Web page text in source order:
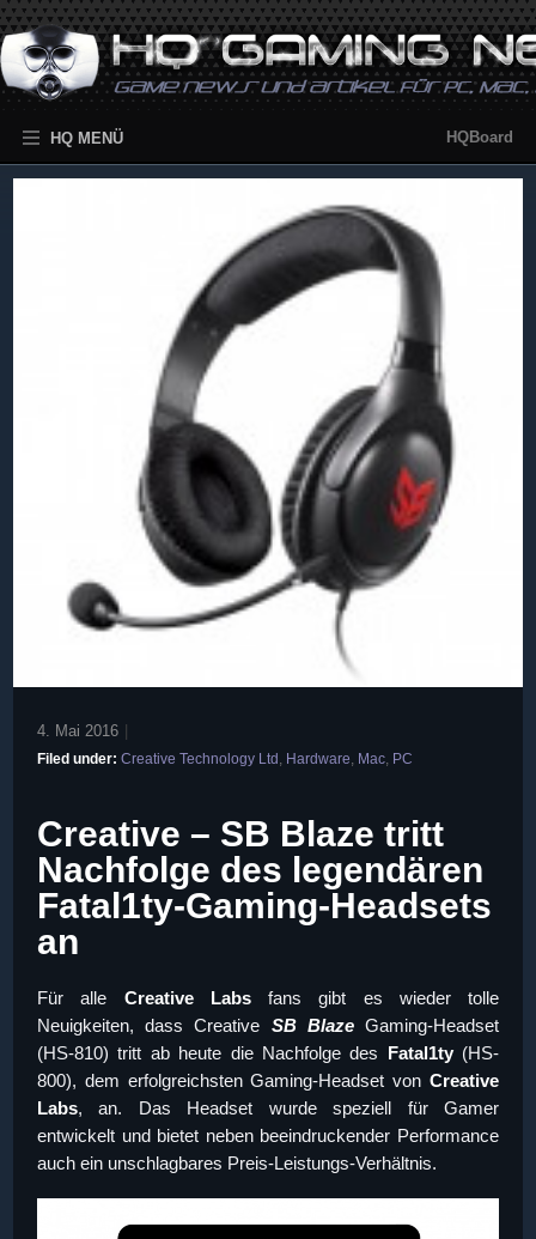
HQ MENÜ HQBoard
4. Mai 2016
Filed under: Creative Technology Ltd , Hardware, Mac, PC
Creative – SB Blaze tritt
Nachfolge des legendären
Fatal1ty-Gaming-Headsets
an
Für alle Creative Labsfans gibt es wieder tolle
Neuigkeiten, dass Creative SB BlazeGaming-Headset
(HS-810) tritt ab heute die Nachfolge des Fatal1ty(HS-
800), dem erfolgreichsten Gaming-Headset von Creative
Labs, an. Das Headset wurde speziell für Gamer
entwickelt und bietet neben beeindruckender Performance
auch ein unschlagbares Preis-Leistungs-Verhältnis.